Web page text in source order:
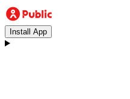
Install App